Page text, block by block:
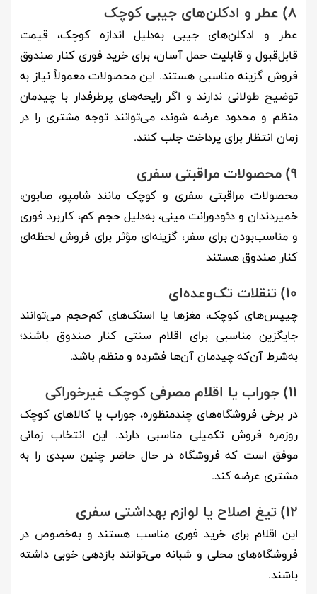
8) عطر و ادکلن‌های جیبی کوچک
عطر و ادکلن‌های جیبی به‌دلیل اندازه کوچک، قیمت
قابل‌قبول و قابلیت حمل آسان، برای خرید فوری کنار صندوق
فروش گزینه مناسبی هستند. این محصولات معمولاً نیاز به
توضیح طولانی ندارند و اگر رایحه‌های پرطرفدار با چیدمان
منظم و محدود عرضه شوند، می‌توانند توجه مشتری را در
زمان انتظار برای پرداخت جلب کنند.
9) محصولات مراقبتی سفری
محصولات مراقبتی سفری و کوچک مانند شامپو، صابون،
خمیردندان و دئودورانت مینی، به‌دلیل حجم کم، کاربرد فوری
و مناسب‌بودن برای سفر، گزینه‌ای مؤثر برای فروش لحظه‌ای
کنار صندوق هستند
10) تنقلات تک‌وعده‌ای
چیپس‌های کوچک، مغزها یا اسنک‌های کم‌حجم می‌توانند
جایگزین مناسبی برای اقلام سنتی کنار صندوق باشند؛
به‌شرط آن‌که چیدمان آن‌ها فشرده و منظم باشد.
11) جوراب یا اقلام مصرفی کوچک غیرخوراکی
در برخی فروشگاه‌های چندمنظوره، جوراب یا کالاهای کوچک
روزمره فروش تکمیلی مناسبی دارند. این انتخاب زمانی
موفق است که فروشگاه در حال حاضر چنین سبدی را به
مشتری عرضه کند.
12) تیغ اصلاح یا لوازم بهداشتی سفری
این اقلام برای خرید فوری مناسب هستند و به‌خصوص در
فروشگاه‌های محلی و شبانه می‌توانند بازدهی خوبی داشته
باشند.